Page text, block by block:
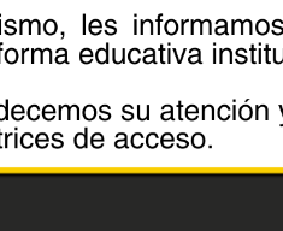
A Comment